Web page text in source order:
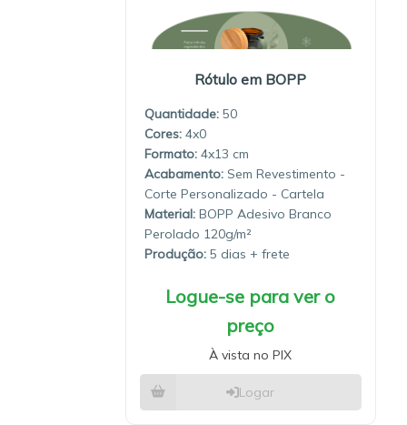
Rótulo em BOPP
Quantidade: 50
4x0
4x13
Sem Revestimento -
Corte Personalizado - Cartela
Material: BOPP Adesivo Branco
Perolado 120g/m²
Produção: 5 dias
Logue-se para ver o
preço
À vista no PIX
Logar